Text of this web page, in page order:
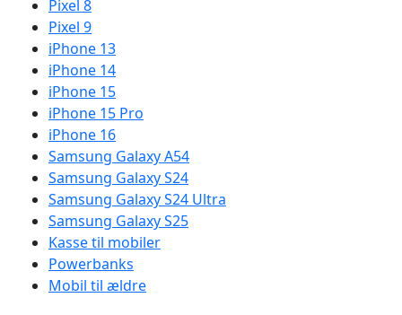
Pixel 8
Pixel 9
iPhone 13
iPhone 14
iPhone 15
iPhone 15 Pro
iPhone 16
Samsung Galaxy A54
Samsung Galaxy S24
Samsung Galaxy S24 Ultra
Samsung Galaxy S25
Kasse til mobiler
Powerbanks
Mobil til ældre